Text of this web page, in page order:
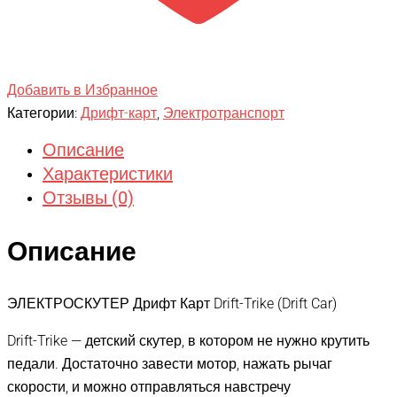
Добавить в Избранное
Категории: Дрифт-карт Электротранспорт
Описание
Характеристики
Отзывы (0)
Описание
ЭЛЕКТРОСКУТЕР Дрифт Карт Drift-Trike (Drift Car)
Drift-Trike — детский скутер, в котором не нужно крутить
педали. Достаточно завести мотор, нажать рычаг
скорости, и можно отправляться навстречу